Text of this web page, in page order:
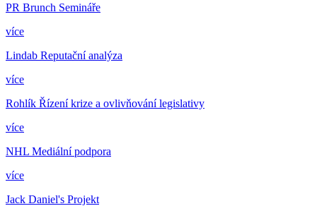
PR Brunch Semináře
více
Lindab Reputační analýza
více
Rohlík Řízení krize a ovlivňování legislativy
více
NHL Mediální podpora
více
Jack Daniel's Projekt